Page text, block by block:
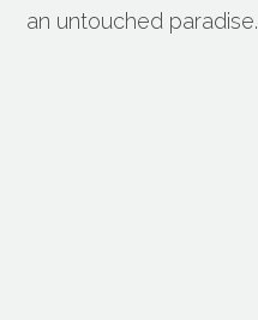
an untouched paradise.